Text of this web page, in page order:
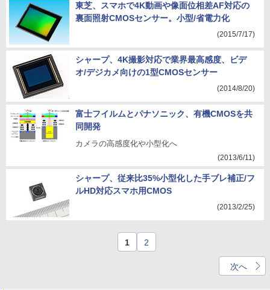
東芝、スマホで4K動画や像面位相差AF対応の
裏面照射CMOSセンサー。小型/省電力化
(2015/7/17)
シャープ、4K撮影対応で業界最高感度、ビデ
オ/デジカメ向けの1型CMOSセンサー
(2014/8/20)
富士フイルムとパナソニック、有機CMOSを共
同開発
カメラの高感度化や小型化へ
(2013/6/11)
シャープ、従来比35%小型化した手ブレ補正/フ
ルHD対応スマホ用CMOS
(2013/2/25)
1 2
次へ